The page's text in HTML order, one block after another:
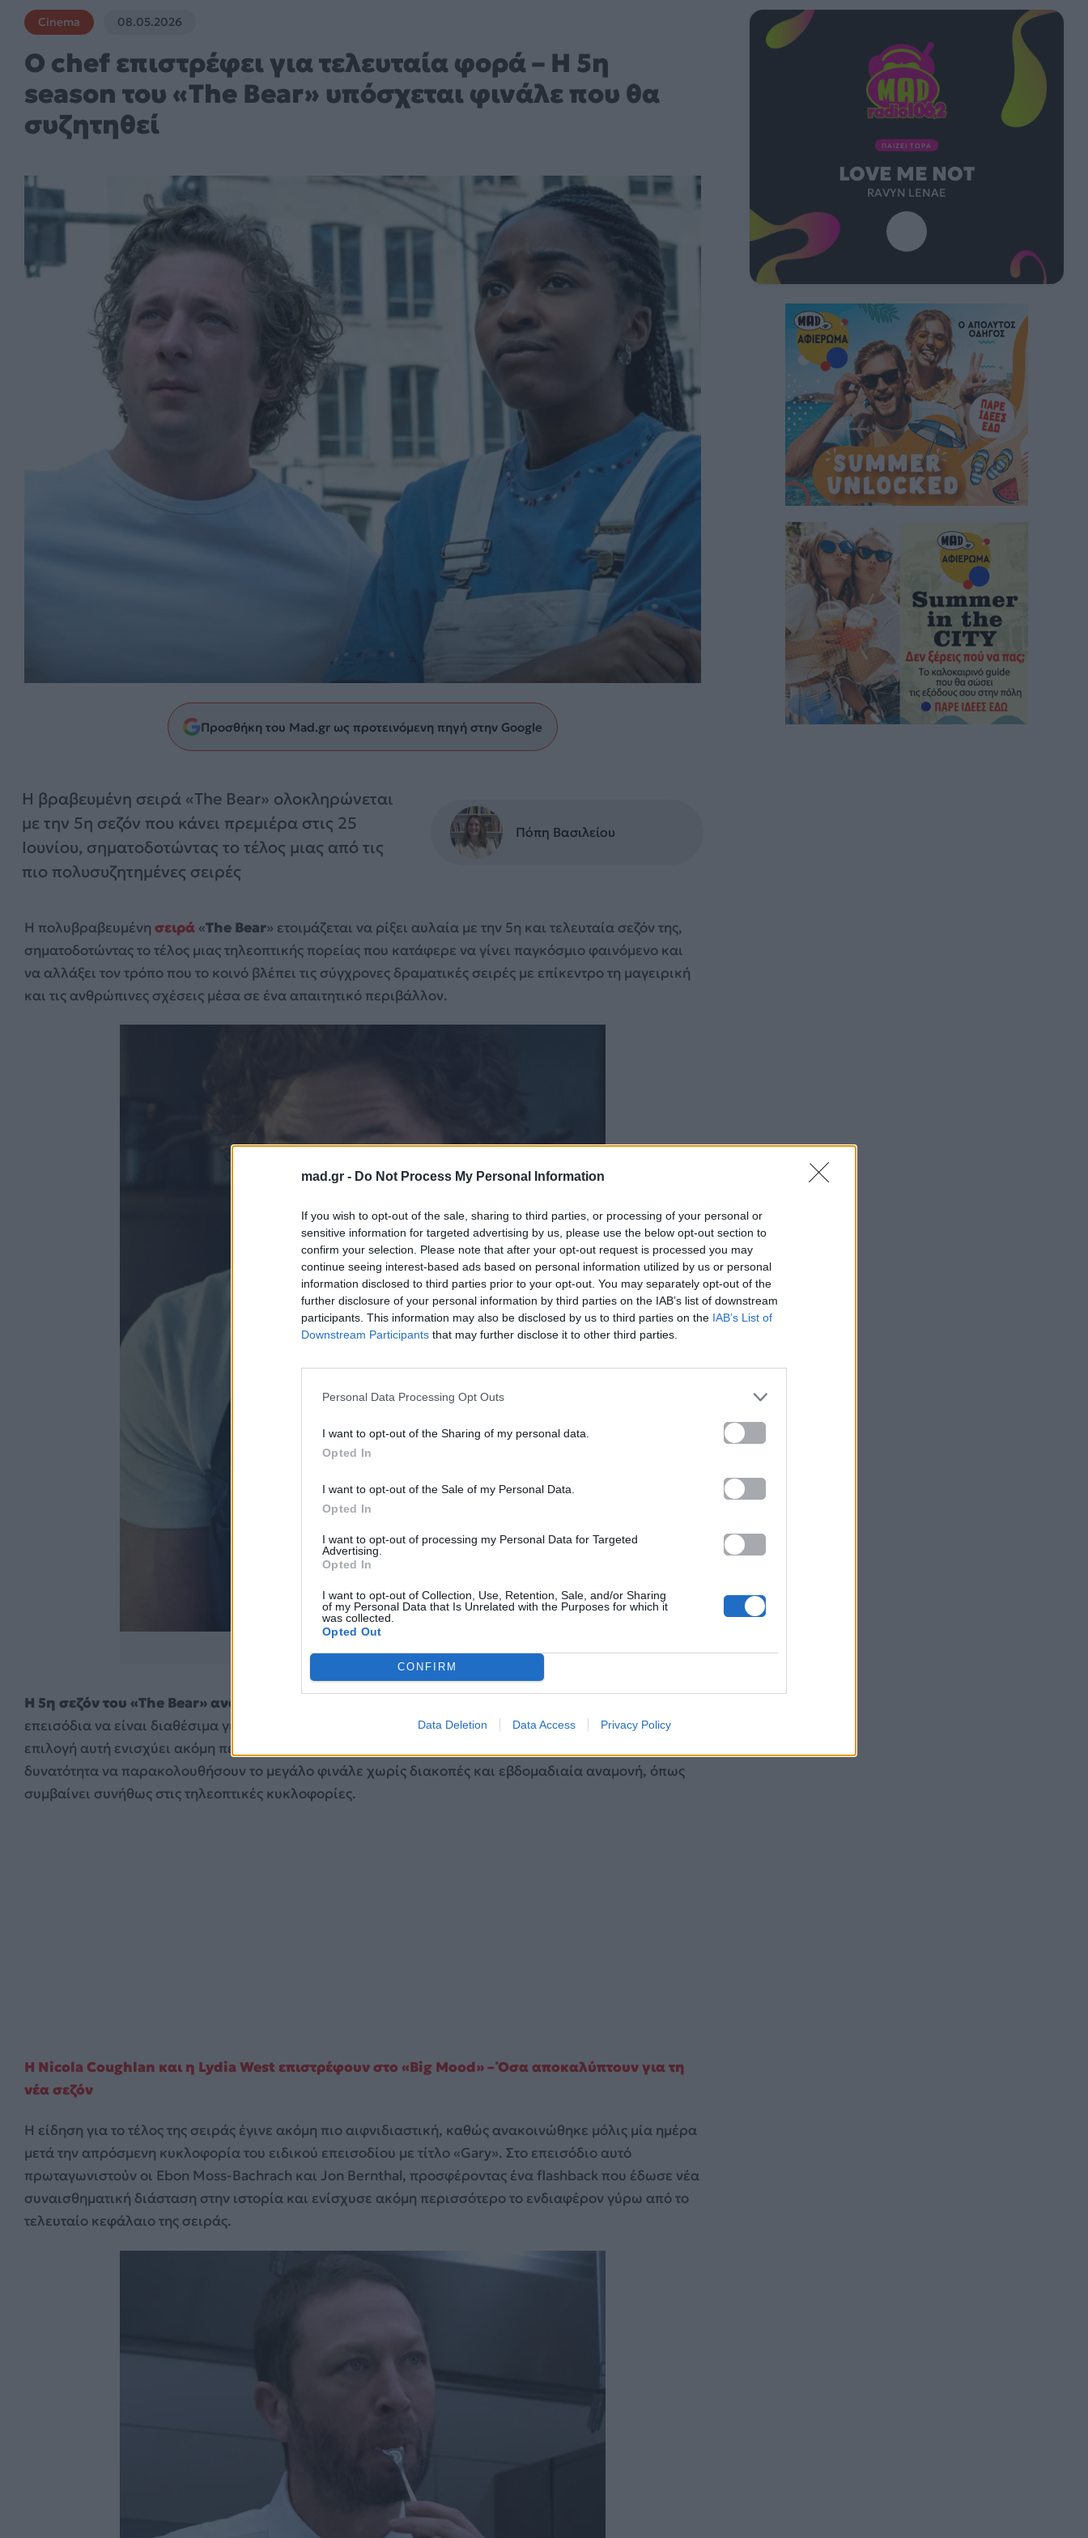
mad.gr - Do Not Process My Personal Information
If you wish to opt-out of the sale, sharing to third parties, or processing of your personal or
sensitive information for targeted advertising by us, please use the below opt-out section to
confirm your selection. Please note that after your opt-out request is processed you may
continue seeing interest-based ads based on personal information utilized by us or personal
information disclosed to third parties prior to your opt-out. You may separately opt-out of the
further disclosure of your personal information by third parties on the IAB’s list of downstream
participants. This information may also be disclosed by us to third parties on the IAB’s List of
Downstream Participants that may further disclose it to other third parties.
Personal Data Processing Opt Outs
I want to opt-out of the Sharing of my personal data.
Opted In
I want to opt-out of the Sale of my Personal Data.
Opted In
I want to opt-out of processing my Personal Data for Targeted
Advertising.
Opted In
I want to opt-out of Collection, Use, Retention, Sale, and/or Sharing
of my Personal Data that Is Unrelated with the Purposes for which it
was collected.
Opted Out
CONFIRM
Data Deletion Data Access Privacy Policy
Cinema 08.05.2026
Ο chef επιστρέφει για τελευταία φορά – Η 5η
season του «The Bear» υπόσχεται φινάλε που θα
συζητηθεί
Προσθήκη του Mad.gr ως προτεινόμενη πηγή στην Google
Η βραβευμένη σειρά «The Bear» ολοκληρώνεται
με την 5η σεζόν που κάνει πρεμιέρα στις 25
Ιουνίου, σηματοδοτώντας το τέλος μιας από τις
πιο πολυσυζητημένες σειρές
Πόπη Βασιλείου
Η πολυβραβευμένη σειρά «The Bear» ετοιμάζεται να ρίξει αυλαία με την 5η και τελευταία σεζόν της,
σηματοδοτώντας το τέλος μιας τηλεοπτικής πορείας που κατάφερε να γίνει παγκόσμιο φαινόμενο και
να αλλάξει τον τρόπο που το κοινό βλέπει τις σύγχρονες δραματικές σειρές με επίκεντρο τη μαγειρική
και τις ανθρώπινες σχέσεις μέσα σε ένα απαιτητικό περιβάλλον.
Η 5η σεζόν του «The Bear» αναμένεται να κάνει πρεμιέρα στις 25 Ιουνίου
επεισόδια να είναι διαθέσιμα για binge watching στο Hulu από τις 6 το απόγευμα ώρα Ειρηνικού. Η
επιλογή αυτή ενισχύει ακόμη περισσότερο τη δυναμική της σειράς, καθώς δίνει στους fans τη
δυνατότητα να παρακολουθήσουν το μεγάλο φινάλε χωρίς διακοπές και εβδομαδιαία αναμονή, όπως
συμβαίνει συνήθως στις τηλεοπτικές κυκλοφορίες.
Η Nicola Coughlan και η Lydia West επιστρέφουν στο «Big Mood» – Όσα αποκαλύπτουν για τη
νέα σεζόν
Η είδηση για το τέλος της σειράς έγινε ακόμη πιο αιφνιδιαστική, καθώς ανακοινώθηκε μόλις μία ημέρα
μετά την απρόσμενη κυκλοφορία του ειδικού επεισοδίου με τίτλο «Gary». Στο επεισόδιο αυτό
πρωταγωνιστούν οι Ebon Moss-Bachrach και Jon Bernthal, προσφέροντας ένα flashback που έδωσε νέα
συναισθηματική διάσταση στην ιστορία και ενίσχυσε ακόμη περισσότερο το ενδιαφέρον γύρω από το
τελευταίο κεφάλαιο της σειράς.
ΠΑΙΖΕΙ ΤΩΡΑ
LOVE ME NOT
RAVYN LENAE